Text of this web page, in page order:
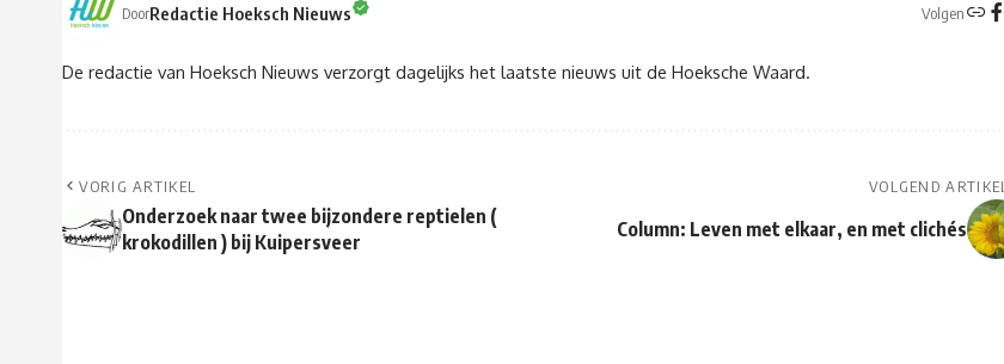
DoorRedactie Hoeksch Nieuws Volgen
De redactie van Hoeksch Nieuws verzorgt dagelijks het laatste nieuws uit de Hoeksche Waard.
VORIG ARTIKEL
Onderzoek naar twee bijzondere reptielen (
krokodillen ) bij Kuipersveer
VOLGEND ARTIKEL
Column: Leven met elkaar, en met clichés